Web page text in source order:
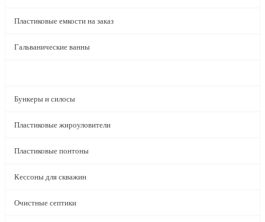
Пластиковые емкости на заказ
Гальванические ванны
Бункеры и силосы
Пластиковые жироуловители
Пластиковые понтоны
Кессоны для скважин
Очистные септики